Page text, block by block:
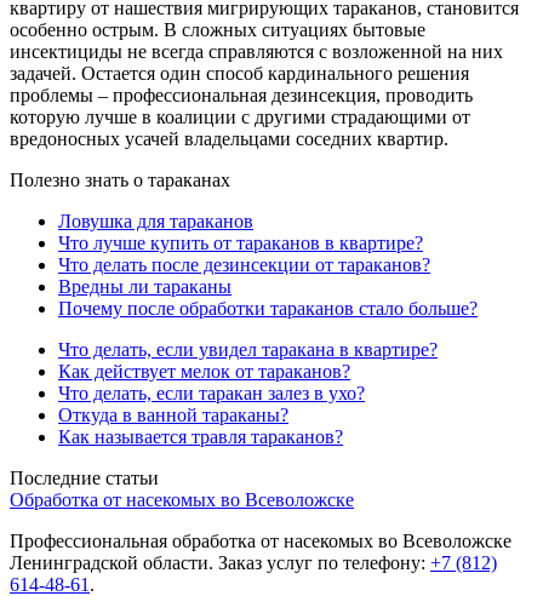
квартиру от нашествия мигрирующих тараканов, становится
особенно острым. В сложных ситуациях бытовые
инсектициды не всегда справляются с возложенной на них
задачей. Остается один способ кардинального решения
проблемы – профессиональная дезинсекция, проводить
которую лучше в коалиции с другими страдающими от
вредоносных усачей владельцами соседних квартир.
Полезно знать о тараканах
Ловушка для тараканов
Что лучше купить от тараканов в квартире?
Что делать после дезинсекции от тараканов?
Вредны ли тараканы
Почему после обработки тараканов стало больше?
Что делать, если увидел таракана в квартире?
Как действует мелок от тараканов?
Что делать, если таракан залез в ухо?
Откуда в ванной тараканы?
Как называется травля тараканов?
Последние статьи
Обработка от насекомых во Всеволожске
Профессиональная обработка от насекомых во Всеволожске
Ленинградской области. Заказ услуг по телефону: +7 (812)
614-48-61 .